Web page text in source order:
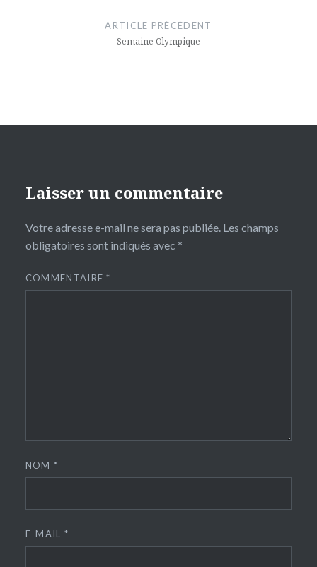
ARTICLE PRÉCÉDENT
Semaine Olympique
Laisser un commentaire
Votre adresse e-mail ne sera pas publiée. Les champs
obligatoires sont indiqués avec *
COMMENTAIRE*
NOM*
E-MAIL *